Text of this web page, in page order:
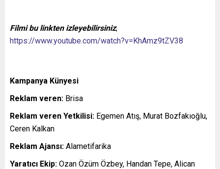
Filmi bu linkten izleyebilirsiniz;
https://www.youtube.com/watch?v=KhAmz9tZV38
Kampanya Künyesi
Reklam veren: Brisa
Reklam veren Yetkilisi: Egemen Atış, Murat Bozfakıoğlu,
Ceren Kalkan
Reklam Ajansı: Alametifarika
Yaratıcı Ekip: Ozan Özüm Özbey, Handan Tepe, Alican